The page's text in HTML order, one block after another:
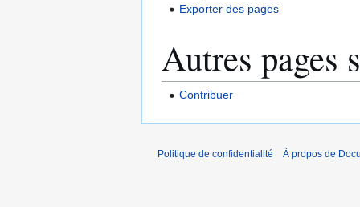
Exporter des pages
Autres pages
Contribuer
Politique de confidentialité À propos de